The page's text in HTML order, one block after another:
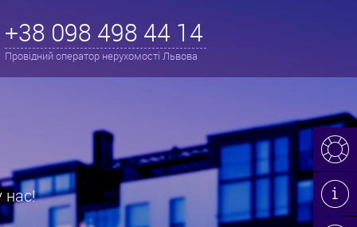
+38 098 498 44 14
Провідний оператор нерухомості Львова